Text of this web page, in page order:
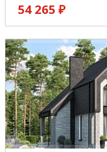
54 265 ₽